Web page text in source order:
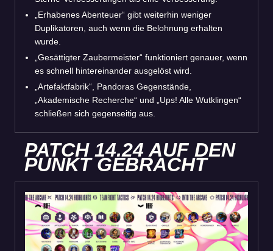
„Erhabenes Abenteuer“ gibt weiterhin weniger
Duplikatoren, auch wenn die Belohnung erhalten
wurde.
„Gesättigter Zaubermeister“ funktioniert genauer, wenn
es schnell hintereinander ausgelöst wird.
„Artefaktfabrik“, Pandoras Gegenstände,
„Akademische Recherche“ und „Ups! Alle Wutklingen“
schließen sich gegenseitig aus.
PATCH 14.24 AUF DEN
PUNKT GEBRACHT